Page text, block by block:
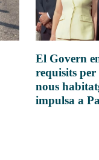
El Govern
requisits per
nous
impulsa a